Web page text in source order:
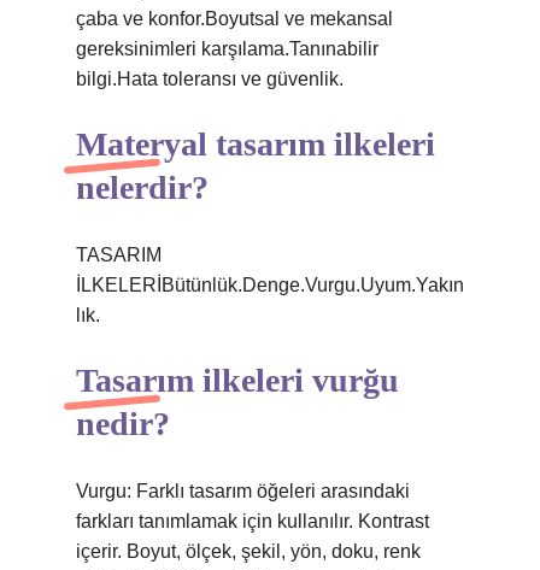
çaba ve konfor.Boyutsal ve mekansal
gereksinimleri karşılama.Tanınabilir
bilgi.Hata toleransı ve güvenlik.
Materyal tasarım ilkeleri
nelerdir?
TASARIM
İLKELERİBütünlük.Denge.Vurgu.Uyum.Yakın
lık.
Tasarım ilkeleri vurğu
nedir?
Vurgu: Farklı tasarım öğeleri arasındaki
farkları tanımlamak için kullanılır. Kontrast
içerir. Boyut, ölçek, şekil, yön, doku, renk